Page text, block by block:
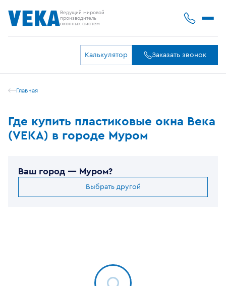
Ведущий мировой
производитель
оконных систем
Калькулятор Заказать звонок
Главная
Где купить пластиковые окна Века
(VEKA) в городе Муром
Ваш город — Муром?
Выбрать другой